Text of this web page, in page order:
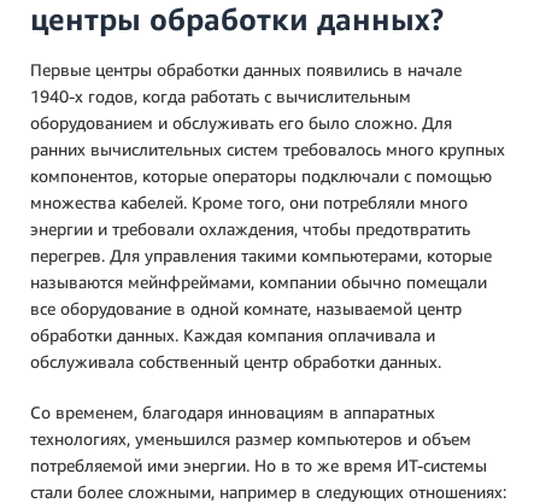
центры обработки данных?
Первые центры обработки данных появились в начале
1940-х годов, когда работать с вычислительным
оборудованием и обслуживать его было сложно. Для
ранних вычислительных систем требовалось много крупных
компонентов, которые операторы подключали с помощью
множества кабелей. Кроме того, они потребляли много
энергии и требовали охлаждения, чтобы предотвратить
перегрев. Для управления такими компьютерами, которые
называются мейнфреймами, компании обычно помещали
все оборудование в одной комнате, называемой центр
обработки данных. Каждая компания оплачивала и
обслуживала собственный центр обработки данных.
Со временем, благодаря инновациям в аппаратных
технологиях, уменьшился размер компьютеров и объем
потребляемой ими энергии. Но в то же время ИТ-системы
стали более сложными, например в следующих отношениях: